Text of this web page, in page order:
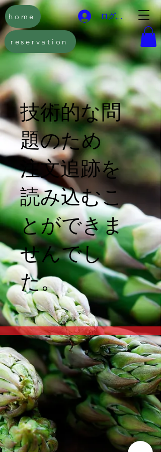
ログイン
reservation
home
技術的な問
題のため
注文追跡を
読み込むこ
とができま
せんでし
た。